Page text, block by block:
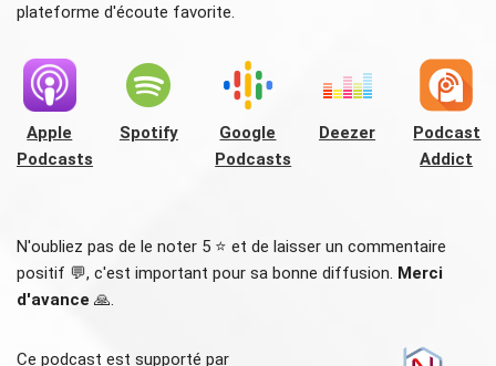
plateforme d'écoute favorite.
Apple
Podcasts
Spotify
Google
Podcasts
Deezer
Podcast
Addict
N'oubliez pas de le noter 5 ⭐️ et de laisser un commentaire
positif 💬, c'est important pour sa bonne diffusion. Merci
d'avance 🙏.
Ce podcast est supporté par